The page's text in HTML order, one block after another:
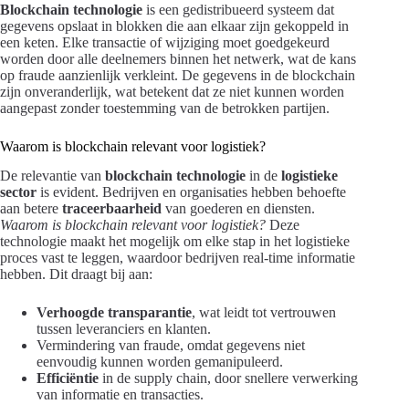
Blockchain technologie is een gedistribueerd systeem dat
gegevens opslaat in blokken die aan elkaar zijn gekoppeld in
een keten. Elke transactie of wijziging moet goedgekeurd
worden door alle deelnemers binnen het netwerk, wat de kans
op fraude aanzienlijk verkleint. De gegevens in de blockchain
zijn onveranderlijk, wat betekent dat ze niet kunnen worden
aangepast zonder toestemming van de betrokken partijen.
Waarom is blockchain relevant voor logistiek?
De relevantie van blockchain technologie in de logistieke
sector is evident. Bedrijven en organisaties hebben behoefte
aan betere traceerbaarheid van goederen en diensten.
Waarom is blockchain relevant voor logistiek? Deze
technologie maakt het mogelijk om elke stap in het logistieke
proces vast te leggen, waardoor bedrijven real-time informatie
hebben. Dit draagt bij aan:
Verhoogde transparantie, wat leidt tot vertrouwen
tussen leveranciers en klanten.
Vermindering van fraude, omdat gegevens niet
eenvoudig kunnen worden gemanipuleerd.
Efficiëntie in de supply chain, door snellere verwerking
van informatie en transacties.